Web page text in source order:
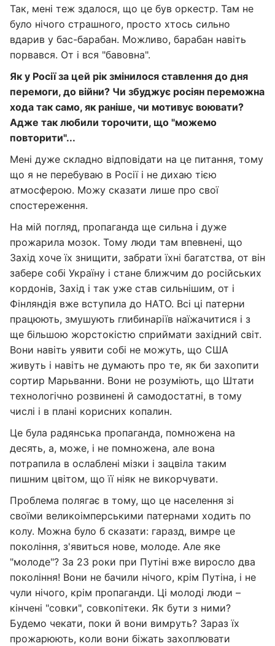
Так, мені теж здалося, що це був оркестр. Там не
було нічого страшного, просто хтось сильно
вдарив у бас-барабан. Можливо, барабан навіть
порвався. От і вся "бавовна".
Як у Росії за цей рік змінилося ставлення до дня
перемоги, до війни? Чи збуджує росіян переможна
хода так само, як раніше, чи мотивує воювати?
Адже так любили торочити, що "можемо
повторити"...
Мені дуже складно відповідати на це питання, тому
що я не перебуваю в Росії і не дихаю тією
атмосферою. Можу сказати лише про свої
спостереження.
На мій погляд, пропаганда ще сильна і дуже
прожарила мозок. Тому люди там впевнені, що
Захід хоче їх знищити, забрати їхні багатства, от він
забере собі Україну і стане ближчим до російських
кордонів, Захід і так уже став сильнішим, от і
Фінляндія вже вступила до НАТО. Всі ці патерни
працюють, змушують глибинаріїв наїжачитися і з
ще більшою жорстокістю сприймати західний світ.
Вони навіть уявити собі не можуть, що США
живуть і навіть не думають про те, як би захопити
сортир Марьванни. Вони не розуміють, що Штати
технологічно розвинені й самодостатні, в тому
числі і в плані корисних копалин.
Це була радянська пропаганда, помножена на
десять, а, може, і не помножена, але вона
потрапила в ослаблені мізки і зацвіла таким
пишним цвітом, що її ніяк не викорчувати.
Проблема полягає в тому, що це населення зі
своїми великоімперськими патернами ходить по
колу. Можна було б сказати: гаразд, вимре це
покоління, з'явиться нове, молоде. Але яке
"молоде"? За 23 роки при Путіні вже виросло два
покоління! Вони не бачили нічого, крім Путіна, і не
чули нічого, крім пропаганди. Ці молоді люди –
кінчені "совки", совкопітеки. Як бути з ними?
Будемо чекати, поки й вони вимруть? Зараз їх
прожарюють, коли вони біжать захоплювати